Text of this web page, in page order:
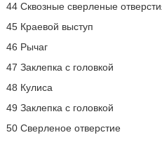
44 Сквозные сверленые
45 Краевой выступ
46 Рычаг
47 Заклепка с головкой
48 Кулиса
49 Заклепка с головкой
50 Сверленое отверстие